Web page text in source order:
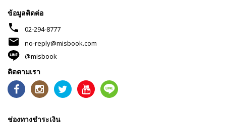
ข้อมูลติดต่อ
phone 02-294-8777
mail
no-reply@misbook.com
@misbook
ติดตามเรา
ช่องทางชำระเงิน